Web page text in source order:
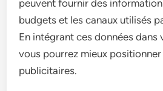
peuvent fournir des
budgets et les canaux utilisés
En intégrant ces données
vous pourrez mieux
publicitaires.